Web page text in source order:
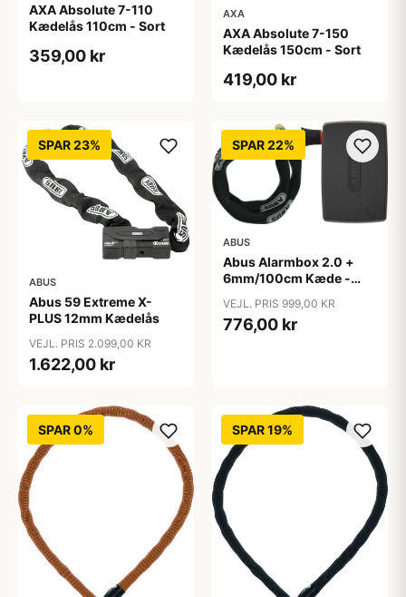
AXA Absolute 7-110
Kædelås 110cm - Sort
359,00 kr
AXA
AXA Absolute 7-150
Kædelås 150cm - Sort
419,00 kr
SPAR 23%
ABUS
Abus 59 Extreme X-
PLUS 12mm Kædelås
VEJL. PRIS 2.099,00 KR
1.622,00 kr
SPAR 22%
ABUS
Abus Alarmbox 2.0 +
6mm/100cm Kæde -
VEJL. PRIS 999,00 KR
776,00 kr
SPAR 0% SPAR 19%